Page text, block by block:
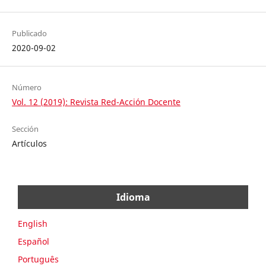
Publicado
2020-09-02
Número
Vol. 12 (2019): Revista Red-Acción Docente
Sección
Artículos
Idioma
English
Español
Português